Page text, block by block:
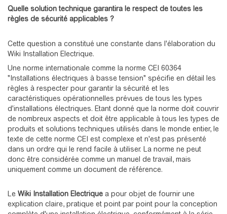
Quelle solution technique garantira le respect de toutes les
règles de sécurité applicables ?
Cette question a constitué une constante dans l'élaboration du
Wiki Installation Electrique.
Une norme internationale comme la norme CEI 60364
"Installations électriques à basse tension" spécifie en détail les
règles à respecter pour garantir la sécurité et les
caractéristiques opérationnelles prévues de tous les types
d'installations électriques. Etant donné que la norme doit couvrir
de nombreux aspects et doit être applicable à tous les types de
produits et solutions techniques utilisés dans le monde entier, le
texte de cette norme CEI est complexe et n'est pas présenté
dans un ordre qui le rend facile à utiliser. La norme ne peut
donc être considérée comme un manuel de travail, mais
uniquement comme un document de référence.
Le Wiki Installation Electrique a pour objet de fournir une
explication claire, pratique et point par point pour la conception